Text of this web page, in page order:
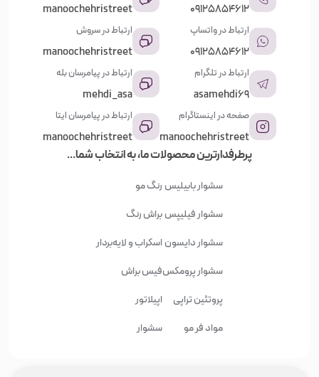
09125854612
ارتباط در واتساپ
09125854612
ارتباط در تلگرام
asamehdi69
صفحه در اینستاگرام
manoochehristreet
manoochehristreet
ارتباط در سروش
manoochehristreet
ارتباط در پیامرسان بله
mehdi_asa
ارتباط در پیامرسان ایتا
manoochehristreet
پرطرفدارترین محصولات ما، به انتخاب شما...
سشوار بابیلیس
سشوار فیلیپس
سشوار دایسون
سشوار پرومکس
پروتئین تراپی
مواد فر مو
رنگ مو
براش رنگ
اسکراب و لایه‌بردار
فیس براش
اپیلاتور
سشوار